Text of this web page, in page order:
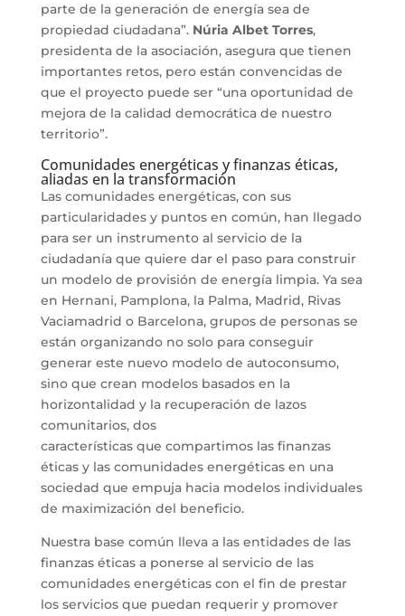
parte de la generación de energía sea de
propiedad ciudadana”. Núria Albet Torres,
presidenta de la asociación, asegura que tienen
importantes retos, pero están convencidas de
que el proyecto puede ser “una oportunidad de
mejora de la calidad democrática de nuestro
territorio”.
Comunidades energéticas y finanzas éticas,
aliadas en la transformación
Las comunidades energéticas, con sus
particularidades y puntos en común, han llegado
para ser un instrumento al servicio de la
ciudadanía que quiere dar el paso para construir
un modelo de provisión de energía limpia. Ya sea
en Hernani, Pamplona, la Palma, Madrid, Rivas
Vaciamadrid o Barcelona, grupos de personas se
están organizando no solo para conseguir
generar este nuevo modelo de autoconsumo,
sino que crean modelos basados en la
horizontalidad y la recuperación de lazos
comunitarios, dos
características que compartimos las finanzas
éticas y las comunidades energéticas en una
sociedad que empuja hacia modelos individuales
de maximización del beneficio.
Nuestra base común lleva a las entidades de las
finanzas éticas a ponerse al servicio de las
comunidades energéticas con el fin de prestar
los servicios que puedan requerir y promover